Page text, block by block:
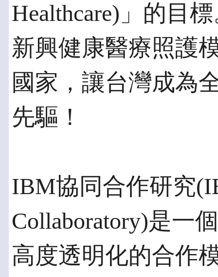
Healthcare)」的目
新興健康醫療照護
國家，讓台灣成為
先驅！
IBM協同合作研究
Collaboratory)是一
高度透明化的合作